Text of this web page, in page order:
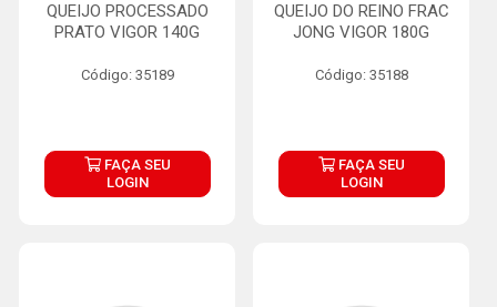
QUEIJO PROCESSADO
PRATO VIGOR 140G
Código: 35189
FAÇA SEU
LOGIN
QUEIJO DO REINO FRAC
JONG VIGOR 180G
Código: 35188
FAÇA SEU
LOGIN